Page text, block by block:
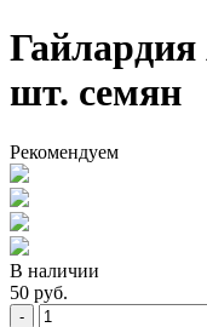
шт. семян
Рекомендуем
В наличии
50 руб.
-